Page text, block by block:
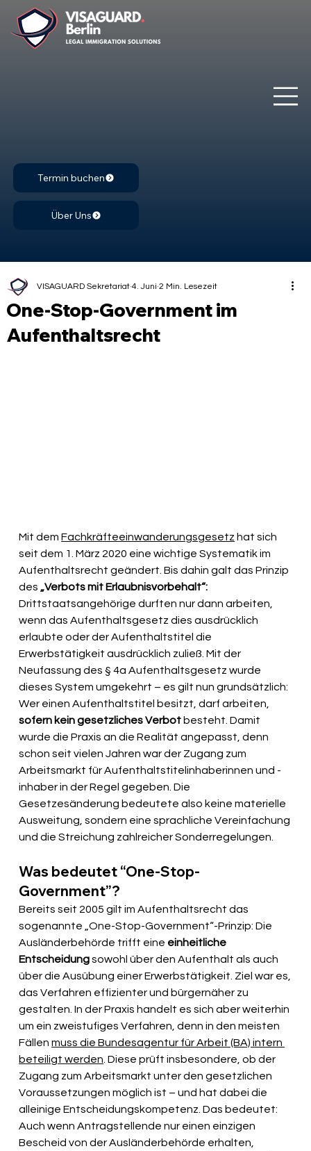
Termin buchen
Über Uns
One-Stop-Government im
Aufenthaltsrecht
VISAGUARD Sekretariat 4. Juni 2 Min. Lesezeit
Mit dem Fachkräfteeinwanderungsgesetz hat sich
seit dem 1. März 2020 eine wichtige Systematik im
Aufenthaltsrecht geändert. Bis dahin galt das Prinzip
des „Verbots mit Erlaubnisvorbehalt“:
Drittstaatsangehörige durften nur dann arbeiten,
wenn das Aufenthaltsgesetz dies ausdrücklich
erlaubte oder der Aufenthaltstitel die
Erwerbstätigkeit ausdrücklich zuließ. Mit der
Neufassung des § 4a Aufenthaltsgesetz wurde
dieses System umgekehrt – es gilt nun grundsätzlich:
Wer einen Aufenthaltstitel besitzt, darf arbeiten,
sofern kein gesetzliches Verbot besteht. Damit
wurde die Praxis an die Realität angepasst, denn
schon seit vielen Jahren war der Zugang zum
Arbeitsmarkt für Aufenthaltstitelinhaberinnen und -
inhaber in der Regel gegeben. Die
Gesetzesänderung bedeutete also keine materielle
Ausweitung, sondern eine sprachliche Vereinfachung
und die Streichung zahlreicher Sonderregelungen.
Was bedeutet “One-Stop-
Government”?
Bereits seit 2005 gilt im Aufenthaltsrecht das
sogenannte „One-Stop-Government“-Prinzip: Die
Ausländerbehörde trifft eine einheitliche
Entscheidung sowohl über den Aufenthalt als auch
über die Ausübung einer Erwerbstätigkeit. Ziel war es,
das Verfahren effizienter und bürgernäher zu
gestalten. In der Praxis handelt es sich aber weiterhin
um ein zweistufiges Verfahren, denn in den meisten
Fällen muss die Bundesagentur für Arbeit (BA) intern
beteiligt werden . Diese prüft insbesondere, ob der
Zugang zum Arbeitsmarkt unter den gesetzlichen
Voraussetzungen möglich ist – und hat dabei die
alleinige Entscheidungskompetenz. Das bedeutet:
Auch wenn Antragstellende nur einen einzigen
Bescheid von der Ausländerbehörde erhalten,